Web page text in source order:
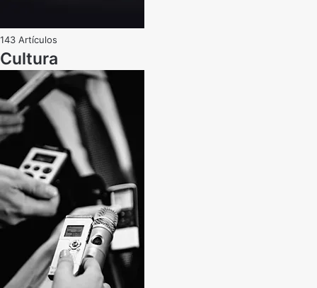
143 Artículos
Cultura